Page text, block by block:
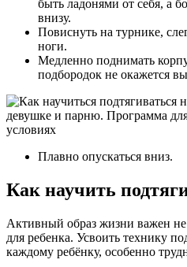
быть ладонями от себя, а
внизу.
Повиснуть на турнике,
ноги.
Медленно поднимать
подбородок не окажется
Плавно опускаться вниз.
Как научить
Активный образ жизни важен не
для ребенка. Усвоить технику
каждому ребёнку, особенно